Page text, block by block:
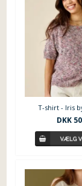
T-shirt - Iris
DKK